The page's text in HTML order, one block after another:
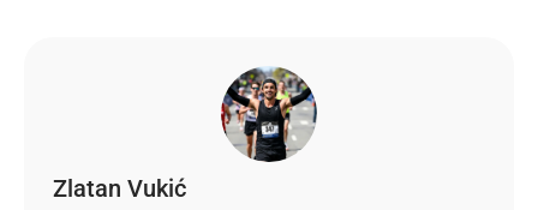
Zlatan Vukić